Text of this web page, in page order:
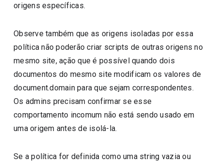
origens específicas.
Observe também que as origens isoladas por essa
política não poderão criar scripts de outras origens no
mesmo site, ação que é possível quando dois
documentos do mesmo site modificam os valores de
document.domain para que sejam correspondentes.
Os admins precisam confirmar se esse
comportamento incomum não está sendo usado em
uma origem antes de isolá-la.
Se a política for definida como uma string vazia ou